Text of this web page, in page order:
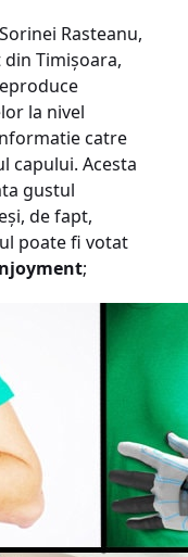
Rasteanu,
Timișoara,
la nivel
catre
capului. Acesta
gustul
de fapt,
poate fi votat
;